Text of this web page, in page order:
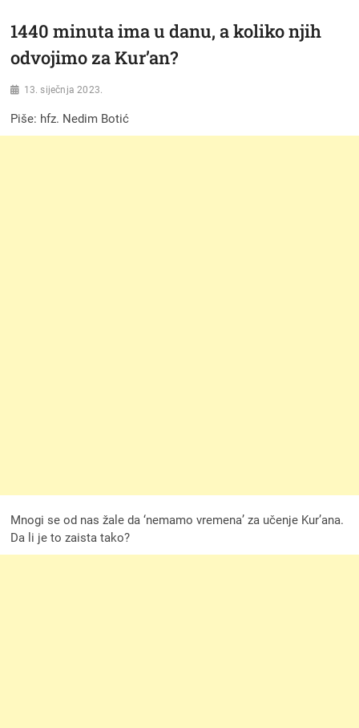
1440 minuta ima u danu, a koliko njih
odvojimo za Kur’an?
13. siječnja 2023.
Piše: hfz. Nedim Botić
Mnogi se od nas žale da ‘nemamo vremena’ za učenje Kur’ana.
Da li je to zaista tako?